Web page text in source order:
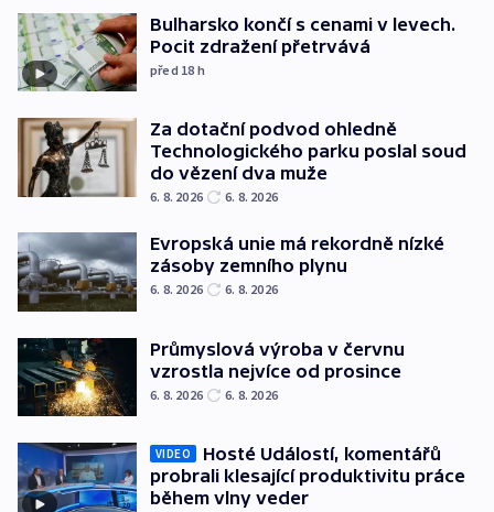
Bulharsko končí s cenami v levech.
Pocit zdražení přetrvává
před 18 h
Za dotační podvod ohledně
Technologického parku poslal soud
do vězení dva muže
6. 8. 2026 6. 8. 2026
Evropská unie má rekordně nízké
zásoby zemního plynu
6. 8. 2026 6. 8. 2026
Průmyslová výroba v červnu
vzrostla nejvíce od prosince
6. 8. 2026 6. 8. 2026
VIDEO
Hosté Událostí, komentářů
probrali klesající produktivitu práce
během vlny veder